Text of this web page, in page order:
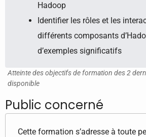
Hadoop
Identifier les rôles et les
différents composants
d’exemples significatifs
Atteinte des objectifs de formation des 2
disponible
Public concerné
Cette formation s’adresse à toute